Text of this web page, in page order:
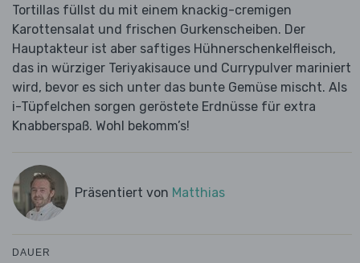
Tortillas füllst du mit einem knackig-cremigen
Karottensalat und frischen Gurkenscheiben. Der
Hauptakteur ist aber saftiges Hühnerschenkelfleisch,
das in würziger Teriyakisauce und Currypulver mariniert
wird, bevor es sich unter das bunte Gemüse mischt. Als
i-Tüpfelchen sorgen geröstete Erdnüsse für extra
Knabberspaß. Wohl bekomm’s!
Präsentiert von Matthias
DAUER